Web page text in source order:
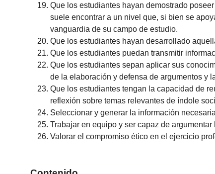
Que los estudiantes hayan demostrado
suele encontrar a un nivel que, si bien se
vanguardia de su campo de estudio.
Que los estudiantes hayan desarrollado
Que los estudiantes puedan transmitir
Que los estudiantes sepan aplicar sus
de la elaboración y defensa de argumentos y
Que los estudiantes tengan la capacidad de
reflexión sobre temas relevantes de índole
Seleccionar y generar la información
Trabajar en equipo y ser capaz de
Valorar el compromiso ético en el ejercicio